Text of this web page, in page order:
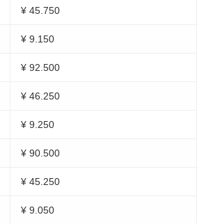
¥ 45.750
¥ 9.150
¥ 92.500
¥ 46.250
¥ 9.250
¥ 90.500
¥ 45.250
¥ 9.050